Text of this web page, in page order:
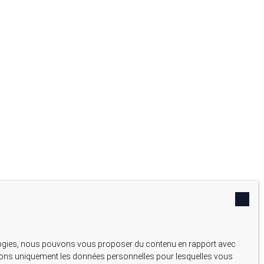
nous pouvons vous proposer du contenu en rapport avec
uniquement les données personnelles pour lesquelles vous